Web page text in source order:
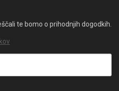
te bomo o prihodnjih dogodkih.